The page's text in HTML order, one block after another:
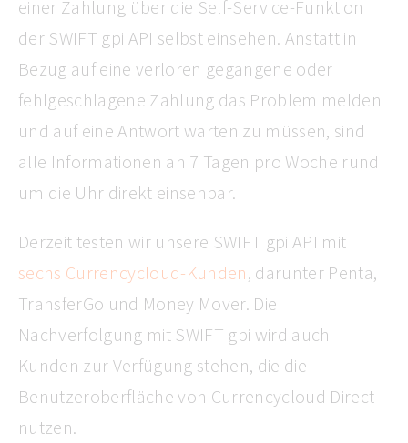
einer Zahlung über die Self-Service-Funktion
der SWIFT gpi API selbst einsehen. Anstatt in
Bezug auf eine verloren gegangene oder
fehlgeschlagene Zahlung das Problem melden
und auf eine Antwort warten zu müssen, sind
alle Informationen an 7 Tagen pro Woche rund
um die Uhr direkt einsehbar.
Derzeit testen wir unsere SWIFT gpi API mit
sechs Currencycloud-Kunden, darunter Penta,
TransferGo und Money Mover. Die
Nachverfolgung mit SWIFT gpi wird auch
Kunden zur Verfügung stehen, die die
Benutzeroberfläche von Currencycloud Direct
nutzen.